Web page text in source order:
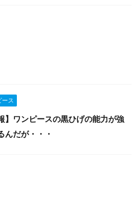
ース
】ワンピースの黒ひげの能力が強
んだが・・・